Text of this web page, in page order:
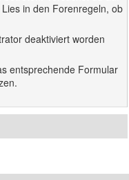
in den Forenregeln, ob
deaktiviert worden
entsprechende Formular